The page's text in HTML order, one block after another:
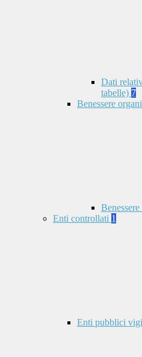
Dati
tabelle) 7
Benessere
Enti controllati 1
Enti pubblici